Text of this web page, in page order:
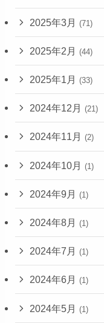
2025年3月 (71)
2025年2月 (44)
2025年1月 (33)
2024年12月 (21)
2024年11月 (2)
2024年10月 (1)
2024年9月 (1)
2024年8月 (1)
2024年7月 (1)
2024年6月 (1)
2024年5月 (1)